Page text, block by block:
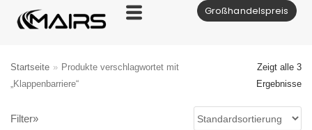
Zum
Inhalt
Großhandelspreis
Startseite » Produkte verschlagwortet mit
„Klappenbarriere“
Zeigt alle 3
Ergebnisse
Filter»